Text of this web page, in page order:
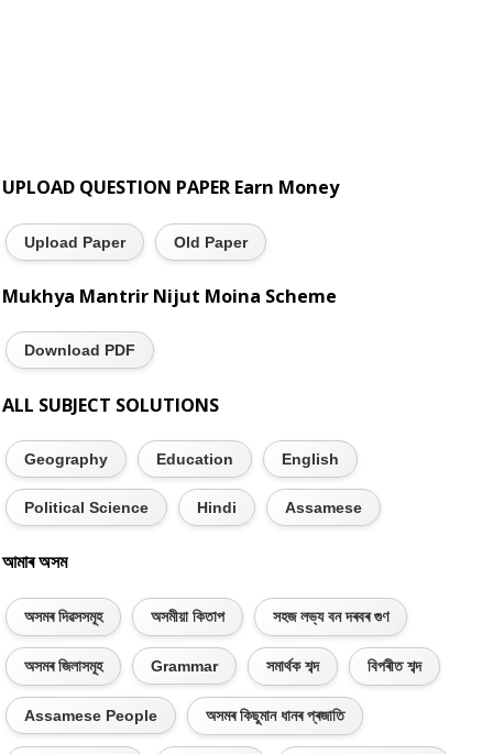
UPLOAD QUESTION PAPER Earn Money
Upload Paper Old Paper
Mukhya Mantrir Nijut Moina Scheme
Download PDF
ALL SUBJECT SOLUTIONS
Geography Education English
Political Science Hindi Assamese
আমাৰ অসম
অসমৰ দিৱসসমূহ অসমীয়া কিতাপ সহজ লভ্য বন দৰবৰ গুণ
অসমৰ জিলাসমূহ Grammar সমাৰ্থক শব্দ বিপৰীত শব্দ
Assamese People অসমৰ কিছুমান ধানৰ প্ৰজাতি